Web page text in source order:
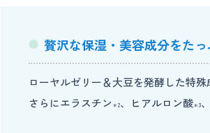
贅沢な保湿・美容成分をた
ローヤルゼリー＆大豆を発酵した特殊
さらにエラスチン ＊2、ヒアルロン酸＊3